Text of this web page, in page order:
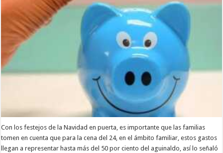
Con los festejos de la Navidad en puerta, es importante que las familias
tomen en cuenta que para la cena del 24, en el ámbito familiar, estos gastos
llegan a representar hasta más del 50 por ciento del aguinaldo, así lo señaló